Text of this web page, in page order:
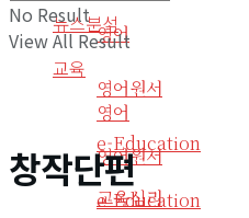
영어
영어원서
e-Education
교육심리
뉴스분석
교육
영어
영어원서
e-Education
No Result
View All Result
창작단편